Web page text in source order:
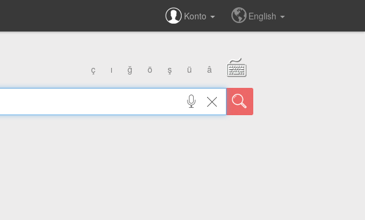
Konto English
ç ı ğ ö ş ü â